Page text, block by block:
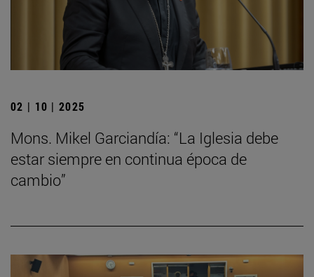
02 | 10 | 2025
Mons. Mikel Garciandía: “La Iglesia debe
estar siempre en continua época de
cambio”